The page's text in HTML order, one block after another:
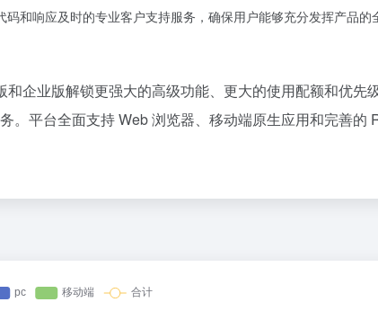
和响应及时的专业客户支持服务，确保用户能够充分发挥产品的
企业版解锁更强大的高级功能、更大的使用配额和优先
平台全面支持 Web 浏览器、移动端原生应用和完善的